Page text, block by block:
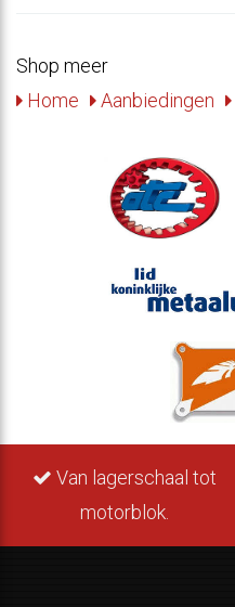
Shop meer
Home
Aanbiedingen
Van lagerschaal tot
motorblok.